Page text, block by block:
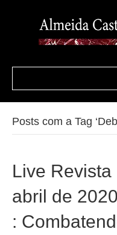
Posts com a Tag
Live
abril de
: